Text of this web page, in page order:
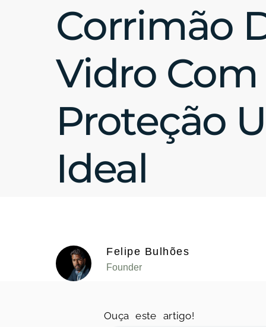
Corrimão
Vidro Com
Proteção
Ideal
Felipe Bulhões
Founder
Ouça este artigo!